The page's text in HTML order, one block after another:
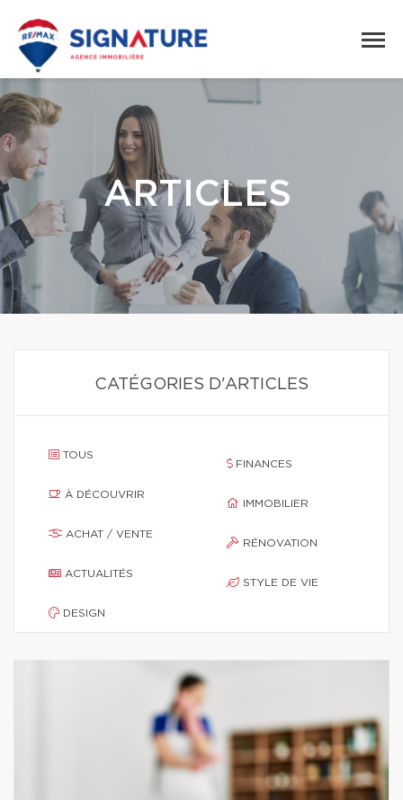
ARTICLES
CATÉGORIES D'ARTICLES
TOUS
À DÉCOUVRIR
ACHAT / VENTE
ACTUALITÉS
DESIGN
FINANCES
IMMOBILIER
RÉNOVATION
STYLE DE VIE